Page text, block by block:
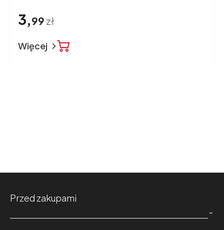
3,99 zł
Więcej
Przed zakupami
